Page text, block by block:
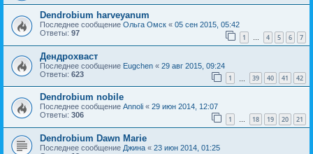
Dendrobium harveyanum
Последнее сообщение Ольга Омск « 05 сен 2015, 05:42
Ответы: 97 1 … 4 5 6 7
Дендрохваст
Последнее сообщение Eugchen « 29 авг 2015, 09:24
Ответы: 623 1 39 40 41 42
Dendrobium nobile
Последнее сообщение Annoli « 29 июн 2014, 12:07
Ответы: 306 1 … 18 19 20 21
Dendrobium Dawn Marie
Последнее сообщение Джина « 23 июн 2014, 01:25